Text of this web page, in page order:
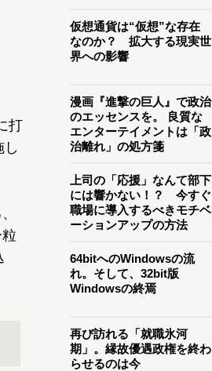
打
仮想通貨は“仮想”な存在
なのか？ 拡大する現実世
界への影響
漫画『進撃の巨人』で政治
のエッセンスを。 良質な
エンターテイメントは「政
治離れ」の処方箋
上司の「応援」なんて部下
には響かない！？ 今すぐ
職場に導入するべきモチベ
ーションアップの方法
64bitへのWindowsの流
れ。そして、32bit版
Windowsの終焉
再び訪れる「就職氷河
期」。縁故優遇政権を終わ
らせるのは今